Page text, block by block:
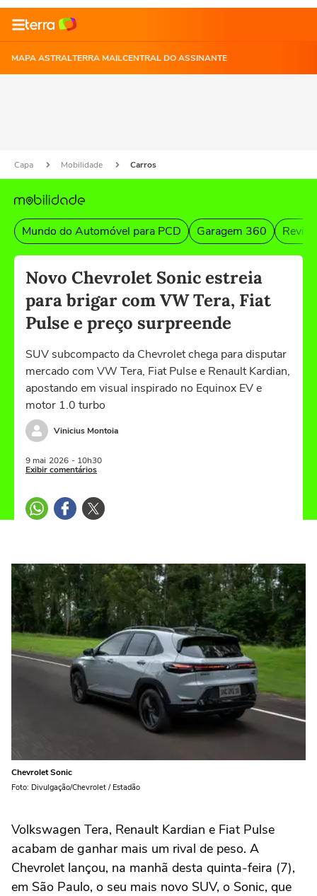
MAPA ASTRALTERRA MAILCENTRAL DO ASSINANTE
Capa Mobilidade Carros
Mundo do Automóvel para PCD Garagem 360
Novo Chevrolet Sonic estreia
para brigar com VW Tera, Fiat
Pulse e preço surpreende
SUV subcompacto da Chevrolet chega para disputar
mercado com VW Tera, Fiat Pulse e Renault Kardian,
apostando em visual inspirado no Equinox EV e
motor 1.0 turbo
Vinicius Montoia
9 mai 2026 - 10h30
Exibir comentários
Chevrolet Sonic
Foto: Divulgação/Chevrolet / Estadão
Volkswagen Tera, Renault Kardian e Fiat Pulse
acabam de ganhar mais um rival de peso. A
Chevrolet lançou, na manhã desta quinta-feira (7),
em São Paulo, o seu mais novo SUV, o Sonic, que